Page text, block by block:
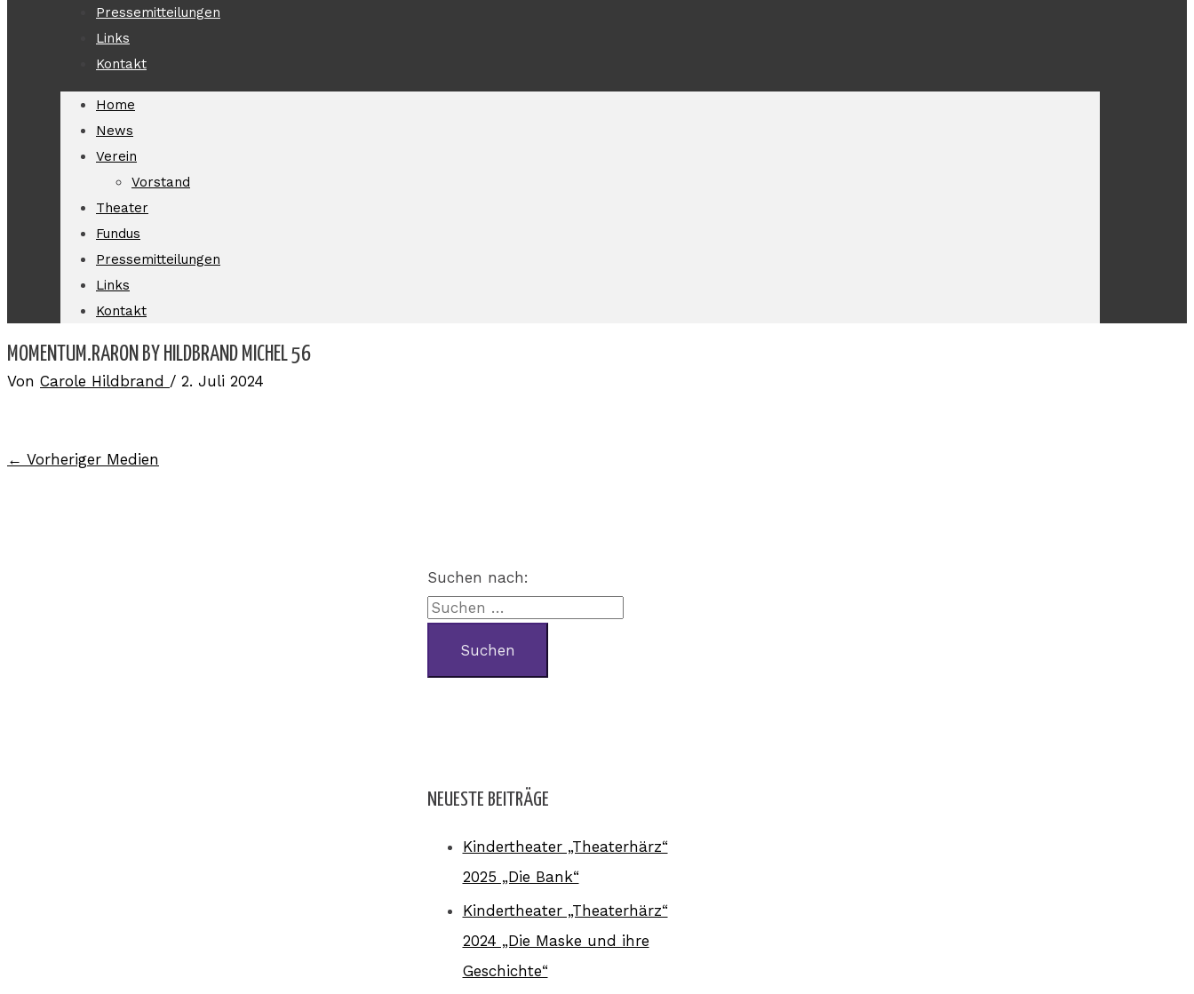
Pressemitteilungen
Links
Kontakt
Home
News
Verein
Vorstand
Theater
Fundus
Pressemitteilungen
Links
Kontakt
MOMENTUM.RARON BY HILDBRAND MICHEL 56
Von Carole Hildbrand / 2. Juli 2024
← Vorheriger Medien
Suchen nach:
NEUESTE BEITRÄGE
Kindertheater „Theaterhärz“
2025 „Die Bank“
Kindertheater „Theaterhärz“
2024 „Die Maske und ihre
Geschichte“